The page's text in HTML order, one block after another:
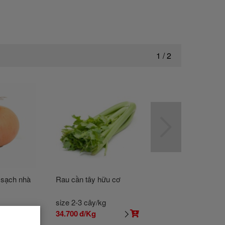
1 /2
nhà
Rau cần tây hữu cơ
size 2-3 cây/kg
34.700đ/Kg